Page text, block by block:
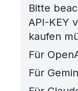
Bitte
API-KEY
kaufen
Für
Für